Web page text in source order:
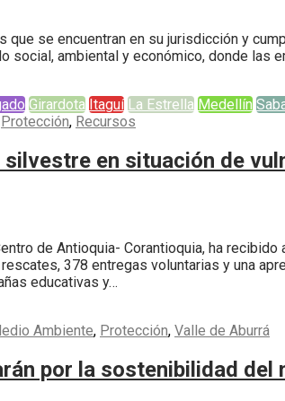
se encuentran en su jurisdicción y
social, ambiental y económico, donde
Girardota Itaguí La Estrella Medellín
Protección, Recursos
en situación de
de Antioquia- Corantioquia, ha
378 entregas voluntarias y una
educativas y…
Ambiente, Protección, Valle de Aburrá
por la sostenibilidad del